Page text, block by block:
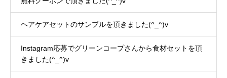
ヘアケアセットのサンプルを頂きました(^_^)v
Instagram応募でグリーンコープさんから食材セットを頂
きました(^_^)v